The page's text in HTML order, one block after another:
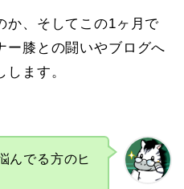
か、そしてこの1ヶ月で
ー膝との闘いやブログへ
ます。
んでる方のヒ